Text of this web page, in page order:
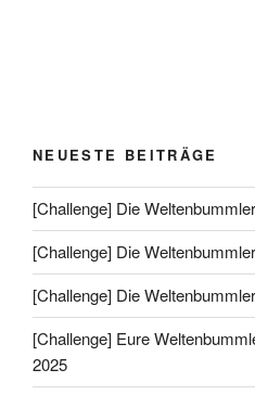
NEUESTE BEITRÄGE
[Challenge] Die
[Challenge] Die
[Challenge] Die
[Challenge] Eure
2025